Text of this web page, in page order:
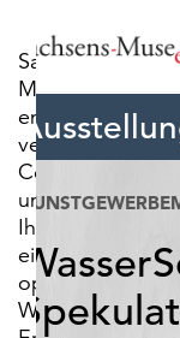
Sachsens-
Museen-
entdecken.de
verwendet
Cookies,
um
Ihnen
ein
optimales
Webseiten-